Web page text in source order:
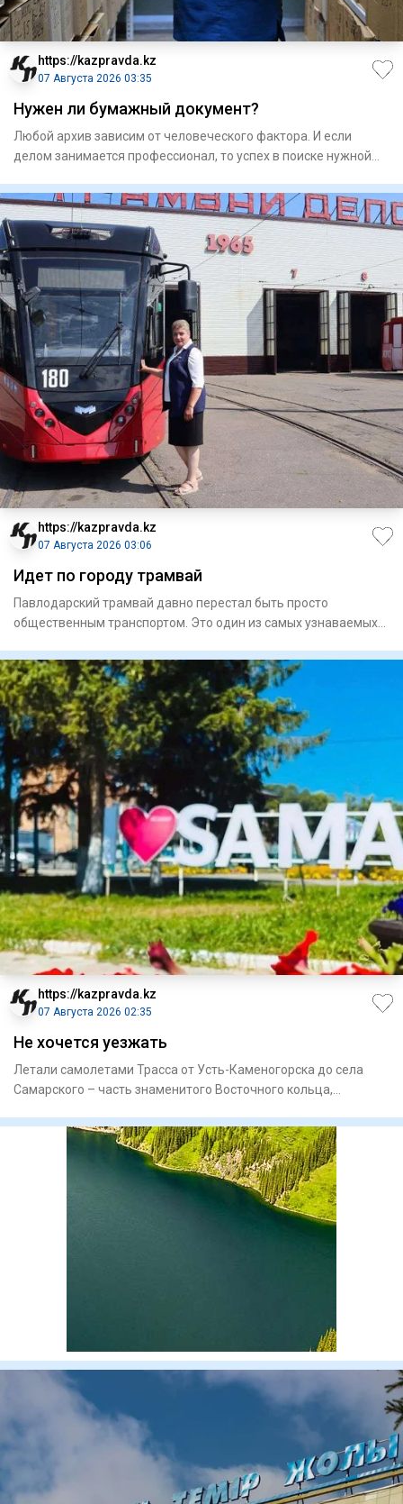
https://kazpravda.kz
07 Августа 2026 03:35
Нужен ли бумажный документ?
Любой архив зависим от человеческого фактора. И если
делом занимается профессионал, то успех в поиске нужной
https://kazpravda.kz
07 Августа 2026 03:06
Идет по городу трамвай
Павлодарский трамвай давно перестал быть просто
общественным транспортом. Это один из самых узнаваемых
https://kazpravda.kz
07 Августа 2026 02:35
Не хочется уезжать
Летали самолетами Трасса от Усть-Каменогорска до села
Самарского – часть знаменитого Восточного кольца,